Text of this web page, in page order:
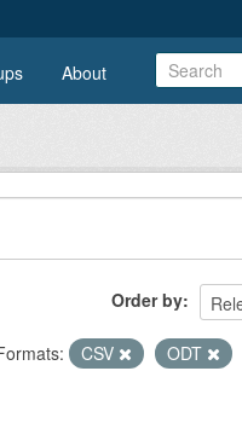
About
Order by
CSV ODT